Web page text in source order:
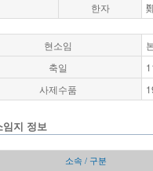
한자
현소임
축일
사제수품
임지 정보
소속 / 구분